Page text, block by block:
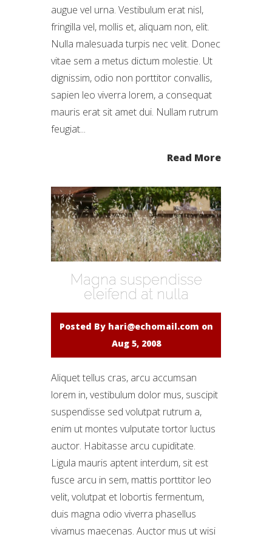
augue vel urna. Vestibulum erat nisl,
fringilla vel, mollis et, aliquam non, elit.
Nulla malesuada turpis nec velit. Donec
vitae sem a metus dictum molestie. Ut
dignissim, odio non porttitor convallis,
sapien leo viverra lorem, a consequat
mauris erat sit amet dui. Nullam rutrum
feugiat...
Read More
Magna suspendisse
eleifend at nulla
Posted By hari@echomail.com on
Aug 5, 2008
Aliquet tellus cras, arcu accumsan
lorem in, vestibulum dolor mus, suscipit
suspendisse sed volutpat rutrum a,
enim ut montes vulputate tortor luctus
auctor. Habitasse arcu cupiditate.
Ligula mauris aptent interdum, sit est
fusce arcu in sem, mattis porttitor leo
velit, volutpat et lobortis fermentum,
duis magna odio viverra phasellus
vivamus maecenas. Auctor mus ut wisi